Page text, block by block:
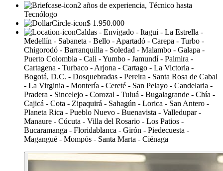
2 años de experiencia, Técnico hasta
Tecnólogo
$ 1.950.000
Caldas - Envigado - Itagui - La Estrella -
Medellín - Sabaneta - Bello - Apartadó - Carepa - Turbo -
Chigorodó - Barranquilla - Soledad - Malambo - Galapa -
Puerto Colombia - Cali - Yumbo - Jamundí - Palmira -
Cartagena - Turbaco - Arjona - Cartago - La Victoria -
Bogotá, D.C. - Dosquebradas - Pereira - Santa Rosa de Cabal
- La Virginia - Montería - Cereté - San Pelayo - Candelaria -
Pradera - Sincelejo - Corozal - Tuluá - Bugalagrande - Chía -
Cajicá - Cota - Zipaquirá - Sahagún - Lorica - San Antero -
Planeta Rica - Pueblo Nuevo - Buenavista - Valledupar -
Manaure - Cúcuta - Villa del Rosario - Los Patios -
Bucaramanga - Floridablanca - Girón - Piedecuesta -
Magangué - Mompós - Santa Marta - Ciénaga